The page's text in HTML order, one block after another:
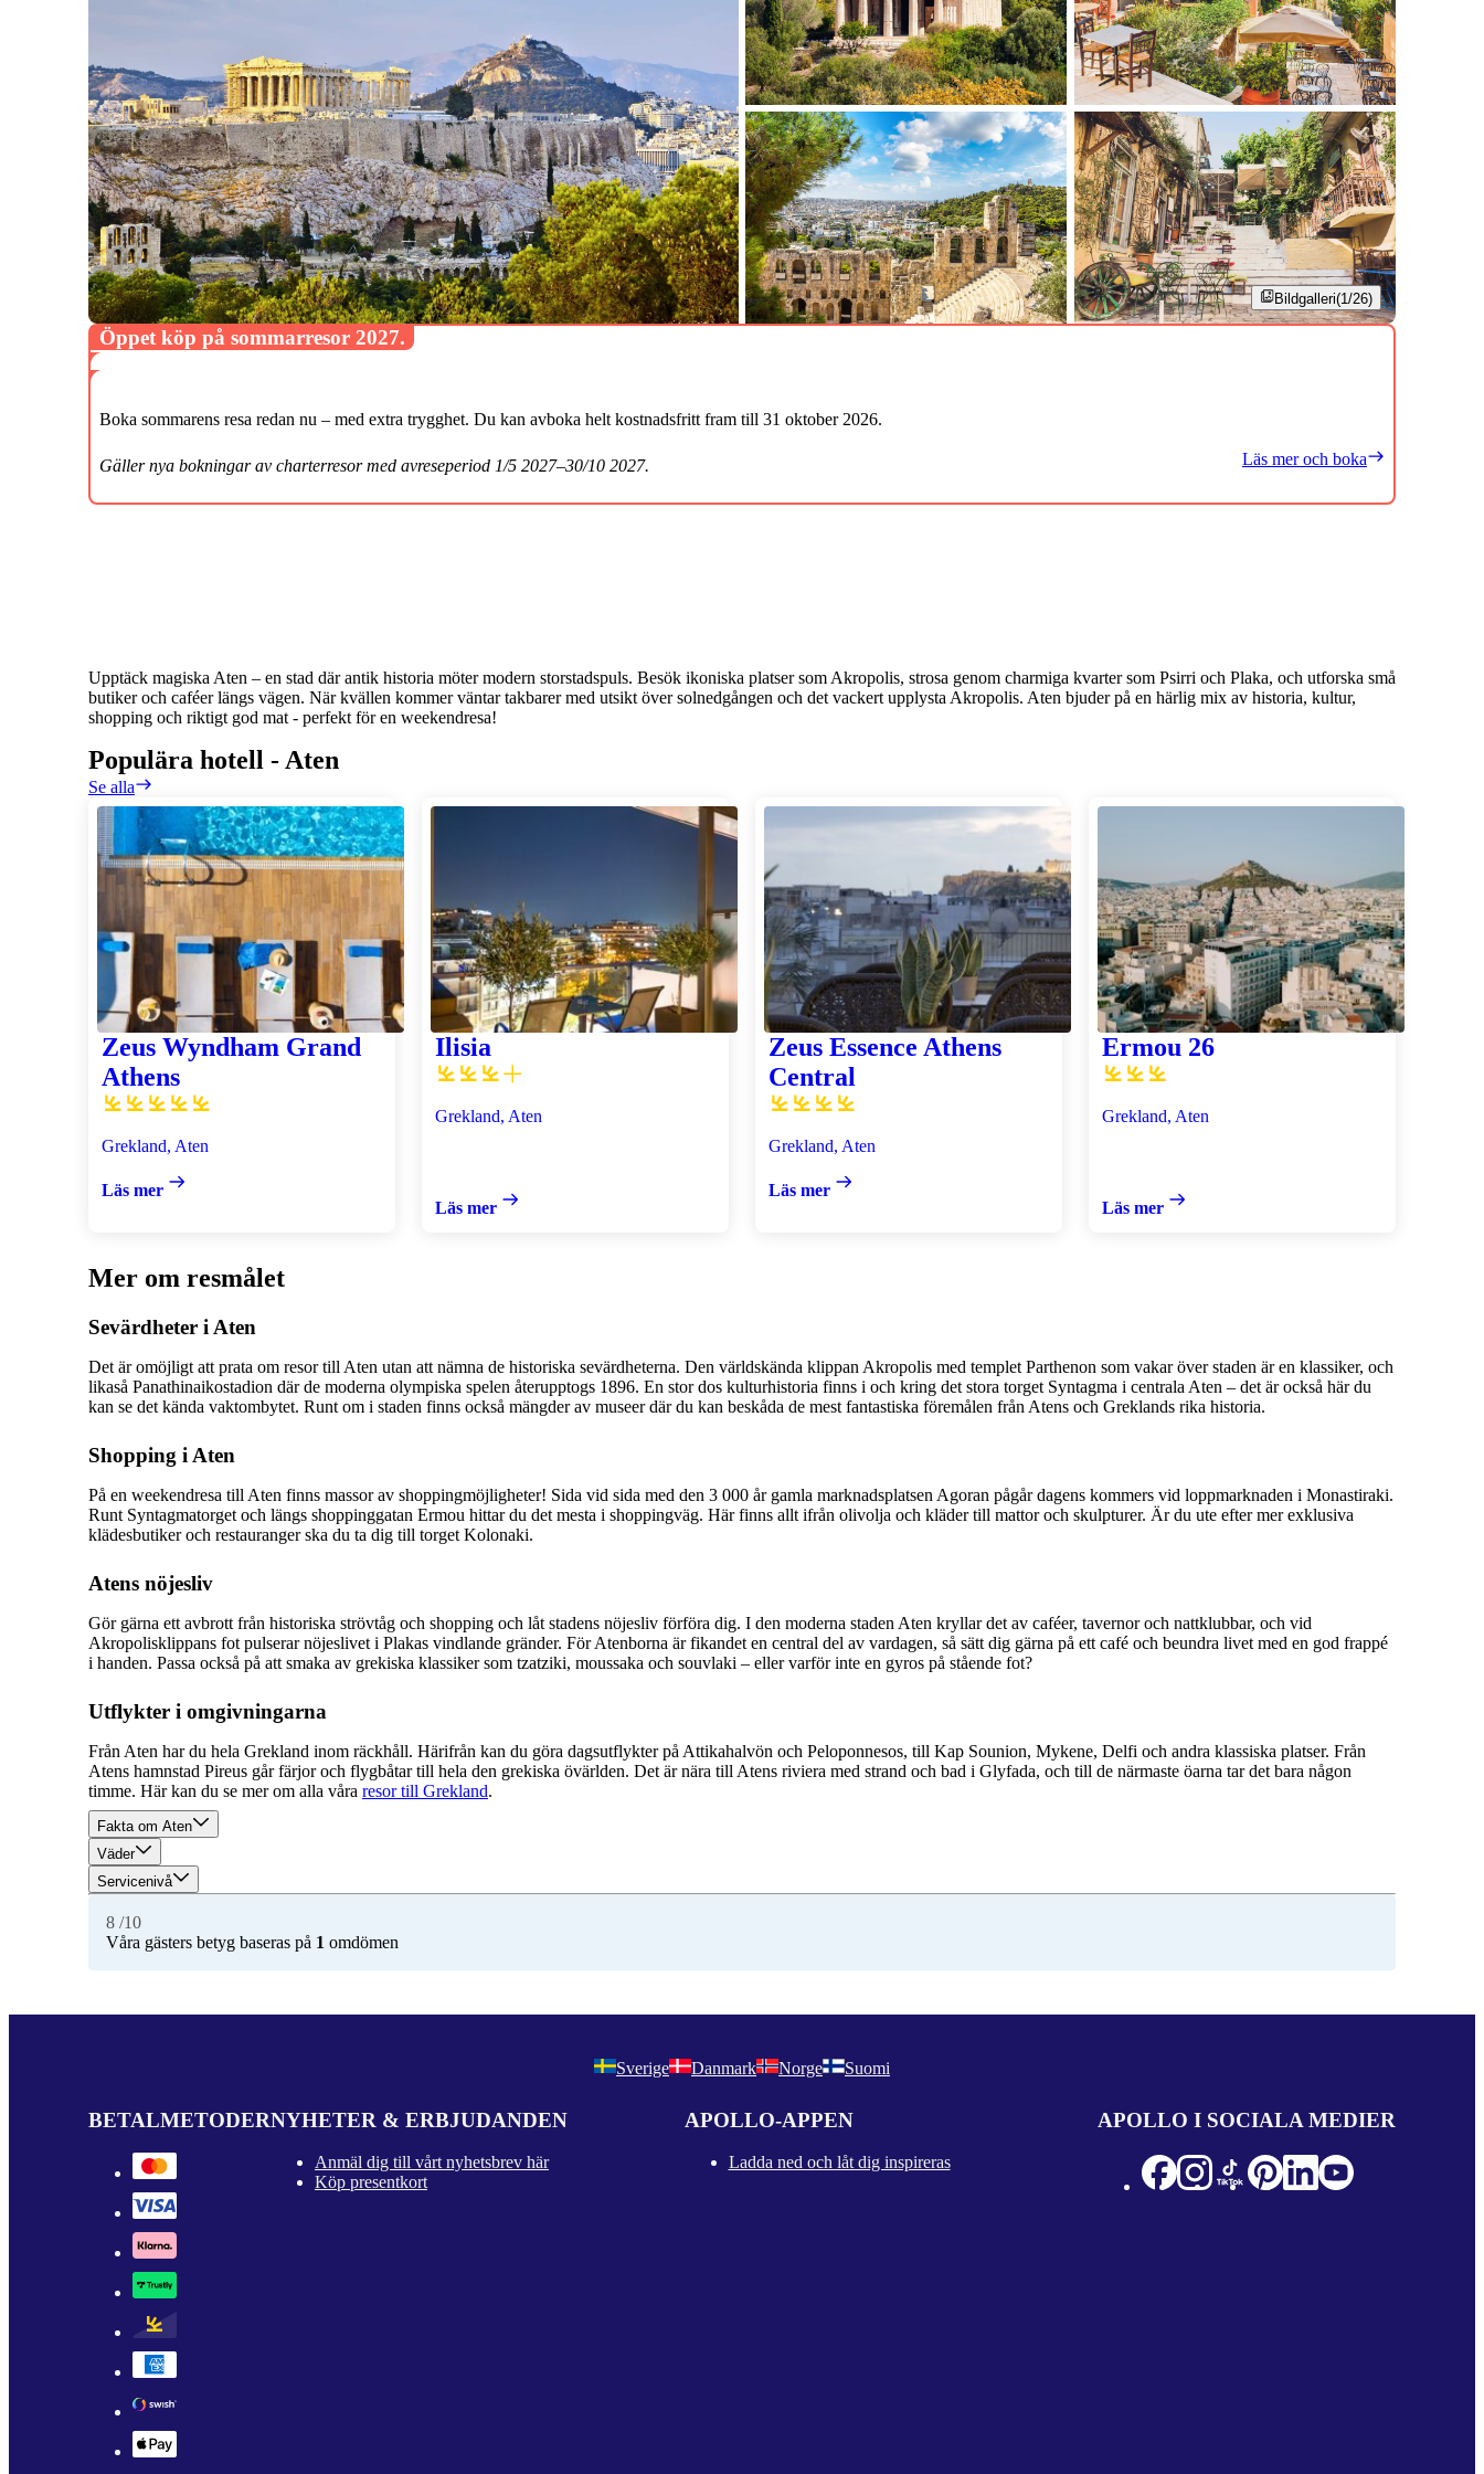
Bildgalleri(1/26)
Öppet köp på sommarresor 2027.
Boka sommarens resa redan nu – med extra trygghet. Du kan avboka helt kostnadsfritt fram till 31 oktober 2026.
Gäller nya bokningar av charterresor med avreseperiod 1/5 2027–30/10 2027. Läs mer och boka
Upptäck magiska Aten – en stad där antik historia möter modern storstadspuls. Besök ikoniska platser som Akropolis, strosa genom charmiga kvarter som Psirri och Plaka, och utforska små
butiker och caféer längs vägen. När kvällen kommer väntar takbarer med utsikt över solnedgången och det vackert upplysta Akropolis. Aten bjuder på en härlig mix av historia, kultur,
shopping och riktigt god mat - perfekt för en weekendresa!
Populära hotell -Aten
Se alla
Zeus Wyndham Grand
Athens
Grekland, Aten
Läs mer
Ilisia
Grekland, Aten
Läs mer
Zeus Essence Athens
Central
Grekland, Aten
Läs mer
Ermou 26
Grekland, Aten
Läs mer
Mer om resmålet
Sevärdheter i Aten
Det är omöjligt att prata om resor till Aten utan att nämna de historiska sevärdheterna. Den världskända klippan Akropolis med templet Parthenon som vakar över staden är en klassiker, och
likaså Panathinaikostadion där de moderna olympiska spelen återupptogs 1896. En stor dos kulturhistoria finns i och kring det stora torget Syntagma i centrala Aten – det är också här du
kan se det kända vaktombytet. Runt om i staden finns också mängder av museer där du kan beskåda de mest fantastiska föremålen från Atens och Greklands rika historia.
Shopping i Aten
På en weekendresa till Aten finns massor av shoppingmöjligheter! Sida vid sida med den 3 000 år gamla marknadsplatsen Agoran pågår dagens kommers vid loppmarknaden i Monastiraki.
Runt Syntagmatorget och längs shoppinggatan Ermou hittar du det mesta i shoppingväg. Här finns allt ifrån olivolja och kläder till mattor och skulpturer. Är du ute efter mer exklusiva
klädesbutiker och restauranger ska du ta dig till torget Kolonaki.
Atens nöjesliv
Gör gärna ett avbrott från historiska strövtåg och shopping och låt stadens nöjesliv förföra dig. I den moderna staden Aten kryllar det av caféer, tavernor och nattklubbar, och vid
Akropolisklippans fot pulserar nöjeslivet i Plakas vindlande gränder. För Atenborna är fikandet en central del av vardagen, så sätt dig gärna på ett café och beundra livet med en god frappé
i handen. Passa också på att smaka av grekiska klassiker som tzatziki, moussaka och souvlaki – eller varför inte en gyros på stående fot?
Utflykter i omgivningarna
Från Aten har du hela Grekland inom räckhåll. Härifrån kan du göra dagsutflykter på Attikahalvön och Peloponnesos, till Kap Sounion, Mykene, Delfi och andra klassiska platser. Från
Atens hamnstad Pireus går färjor och flygbåtar till hela den grekiska övärlden. Det är nära till Atens riviera med strand och bad i Glyfada, och till de närmaste öarna tar det bara någon
timme. Här kan du se mer om alla våra resor till Grekland.
Fakta om Aten
Väder
Servicenivå
8 /10
Våra gästers betyg baseras på 1 omdömen
Sverige Danmark Norge Suomi
BETALMETODERNYHETER & ERBJUDANDEN
Anmäl dig till vårt nyhetsbrev här
Köp presentkort
APOLLO-APPEN
Ladda ned och låt dig inspireras
APOLLO I SOCIALA MEDIER